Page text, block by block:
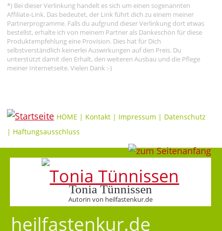
*) Bei dieser Verlinkung handelt es sich um einen sogenannten
Affiliate-Link. Das bedeutet, der Link führt dich zu einem meiner
Partnerprogramme. Falls du aufgrund dieser Verlinkung dort etwas
bestellst, erhalte ich von meinem Partner als Dankeschön für diese
Produktempfehlung eine Provision. Dies hat für Dich
selbstverständlich keinerlei Auswirkungen auf den Preis. Du
unterstützt damit den Erhalt, den weiteren Ausbau und die Pflege
meiner Internetseite. Vielen Dank :-)
HOME | Kontakt | Impressum | Datenschutz
| Haftungsausschluss
Tonia Tünnissen
Autorin von heilfastenkur.de
heilfastenkur.de